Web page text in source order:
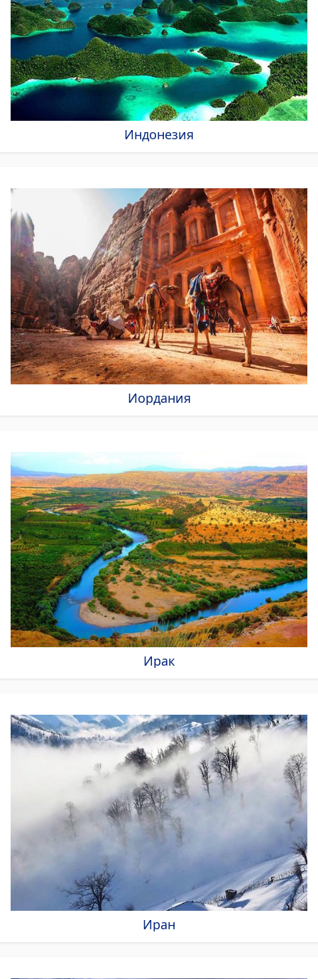
Индонезия
Иордания
Ирак
Иран